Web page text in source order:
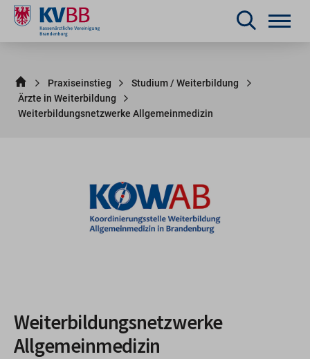
Praxiseinstieg
Studium / Weiterbildung
Ärzte in Weiterbildung
Weiterbildungsnetzwerke Allgemeinmedizin
Weiterbildungsnetzwerke
Allgemeinmedizin